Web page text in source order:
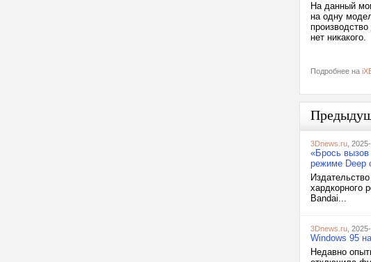
На данный
на одну
нет никакого.
Подробнее на
3Dnews.ru ,
«Брось вызов
режиме Deep
хардкорного
Bandai...
3Dnews.ru ,
Windows 95
Недавно